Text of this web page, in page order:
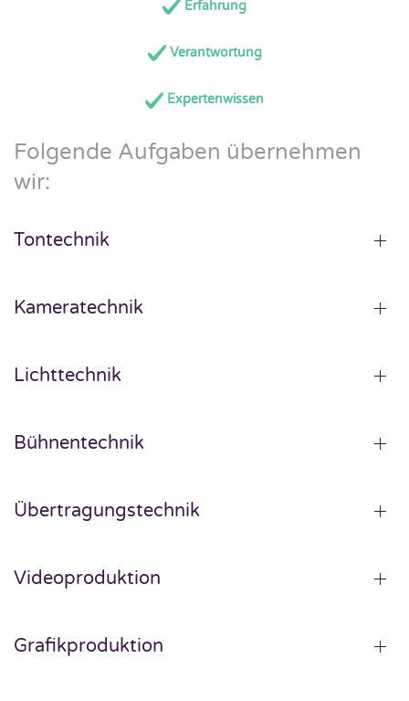
Erfahrung
Verantwortung
Expertenwissen
Folgende Aufgaben übernehmen
wir:
Tontechnik
Kameratechnik
Lichttechnik
Bühnentechnik
Übertragungstechnik
Videoproduktion
Grafikproduktion